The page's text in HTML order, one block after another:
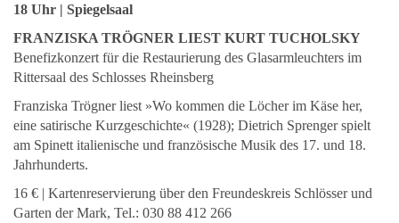
18 Uhr | Spiegelsaal
FRANZISKA TRÖGNER LIEST KURT TUCHOLSKY
Benefizkonzert für die Restaurierung des Glasarmleuchters im
Rittersaal des Schlosses Rheinsberg
Franziska Trögner liest »Wo kommen die Löcher im Käse her,
eine satirische Kurzgeschichte« (1928); Dietrich Sprenger spielt
am Spinett italienische und französische Musik des 17. und 18.
Jahrhunderts.
16 € | Kartenreservierung über den Freundeskreis Schlösser und
Garten der Mark, Tel.: 030 88 412 266